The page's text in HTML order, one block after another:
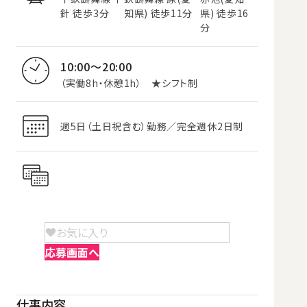
針 徒歩3分
知県) 徒歩11分
県) 徒歩16
分
10:00～20:00
（実働8h・休憩1h） ★シフト制
週5日（土日祝含む）勤務／完全週休2日制
お気に入り
応募画面へ